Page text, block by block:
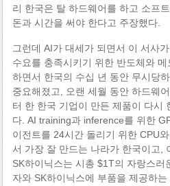
리 한국은 탈 하드웨어를 하고 소프
돈과 시간을 써야 한다고 주장했다.
그런데 AI가 대세가 되면서 이 서사
수요를 충족시키기 위한 반도체와
하면서 한국의 수십 년 동안 무시당
중요해졌고, 오랜 세월 동안 하드웨
터 한 한국 기업이 만든 제품이 다시
다. AI training과 inference를 위한
이전트를 24시간 돌리기 위한 CPU
서 가장 잘 만드는 나라가 한국이고,
SK하이닉스는 시총 $1T의 자랑스러
자와 SK하이닉스에 부품을 제공하